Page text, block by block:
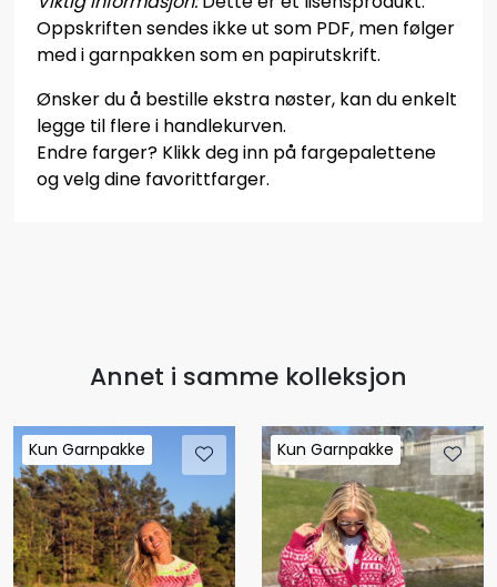
Oppskriften sendes ikke ut som PDF, men følger
med i garnpakken som en papirutskrift.
Ønsker du å bestille ekstra nøster, kan du enkelt
legge til flere i handlekurven.
Endre farger? Klikk deg inn på fargepalettene
og velg dine favorittfarger.
Annet i samme kolleksjon
Kun Garnpakke
Kun Garnpakke Kun Garnpakke
Kun Garnpakke